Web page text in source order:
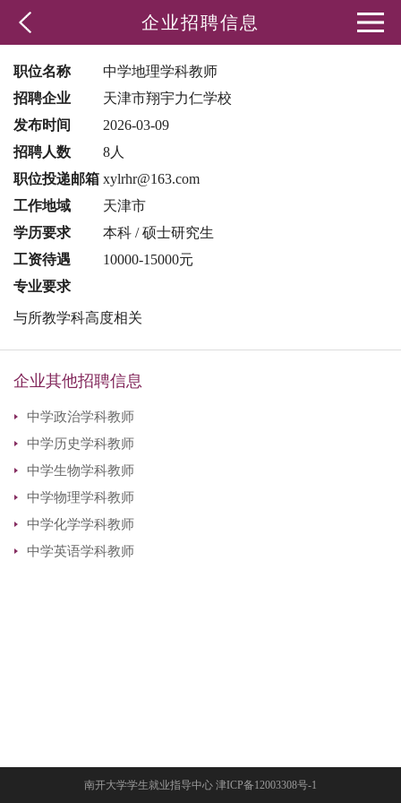
企业招聘信息
职位名称
中学地理学科教师
招聘企业
天津市翔宇力仁学校
发布时间
2026-03-09
招聘人数
8人
职位投递邮箱 xylrhr@163.com
工作地域
天津市
学历要求
本科 / 硕士研究生
工资待遇
10000-15000元
专业要求
与所教学科高度相关
企业其他招聘信息
中学政治学科教师
中学历史学科教师
中学生物学科教师
中学物理学科教师
中学化学学科教师
中学英语学科教师
南开大学学生就业指导中心 津ICP备12003308号-1